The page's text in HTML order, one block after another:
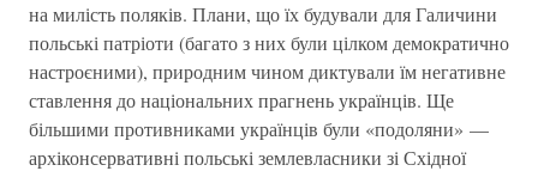
на милість поляків. Плани, що їх будували для Галичини
польські патріоти (багато з них були цілком демократично
настроєними), природним чином диктували їм негативне
ставлення до національних прагнень українців. Ще
більшими противниками українців були «подоляни» —
архіконсервативні польські землевласники зі Східної